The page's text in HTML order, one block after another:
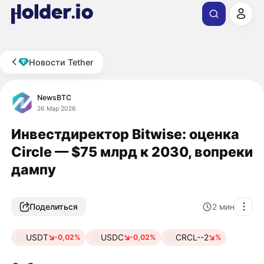
Новости Tether
NewsBTC
26 Мар 2026
Инвестдиректор Bitwise: оценка
Circle — $75 млрд к 2030, вопреки
дампу
Поделиться 2 мин
USDT -0,02% USDC -0,02% CRCL--2 %